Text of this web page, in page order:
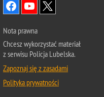
Nota prawna
Chcesz wykorzystać materiał
z serwisu Policja Lubelska.
Zapoznaj się z zasadami
Polityka prywatności